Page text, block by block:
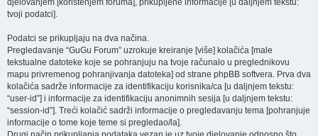
djelovanjem [korištenjem foruma], prikupljene informacije [u daljnjem tekstu:
tvoji podatci].
Podatci se prikupljaju na dva načina.
Pregledavanje “GuGu Forum” uzrokuje kreiranje [više] kolačića [male
tekstualne datoteke koje se pohranjuju na tvoje računalo u preglednikovu
mapu privremenog pohranjivanja datoteka] od strane phpBB softvera. Prva dva
kolačića sadrže informacije za identifikaciju korisnika/ca [u daljnjem tekstu:
“user-id”] i informacije za identifikaciju anonimnih sesija [u daljnjem tekstu:
“session-id”]. Treći kolačić sadrži informacije o pregledavanju tema [pohranjuje
informacije o tome koje teme si pregledao/la].